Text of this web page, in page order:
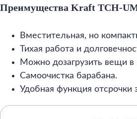
Преимущества Kraft TCH-
Вместительная, но
Тихая работа и
Можно дозагрузить вещи в
Самоочистка барабана.
Удобная функция отсрочки